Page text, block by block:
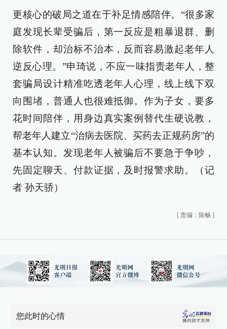
更核心的破局之道在于补足情感陪伴。“很多家
庭发现长辈受骗后，第一反应是粗暴退群、删
除软件，却治标不治本，反而容易激起老年人
逆反心理。”申琦说，不应一味指责老年人，整
套骗局设计精准吃透老年人心理，线上线下双
向围堵，普通人也很难抵御。作为子女，要多
花时间陪伴，用身边真实案例替代生硬说教，
帮老年人建立“治病去医院、买药去正规药房”的
基本认知。发现老年人被骗后不要急于争吵，
先固定聊天、付款证据，及时报警求助。（记
者 孙天骄）
[ 责编：陈畅 ]
您此时的心情